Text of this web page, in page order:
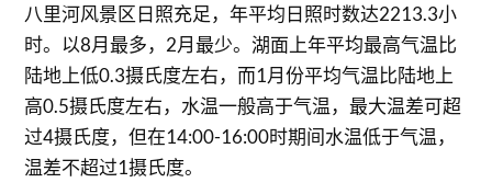
八里河风景区日照充足，年平均日照时数达2213.3小
时。以8月最多，2月最少。湖面上年平均最高气温比
陆地上低0.3摄氏度左右，而1月份平均气温比陆地上
高0.5摄氏度左右，水温一般高于气温，最大温差可超
过4摄氏度，但在14:00-16:00时期间水温低于气温，
温差不超过1摄氏度。